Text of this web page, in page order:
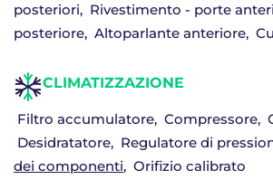
posteriori
Rivestimento - porte
posteriore Altoparlante anteriore
CLIMATIZZAZIONE
Filtro accumulatore Compressore
Desidratatore
Regulatore di
dei componenti
Orifizio calibrato